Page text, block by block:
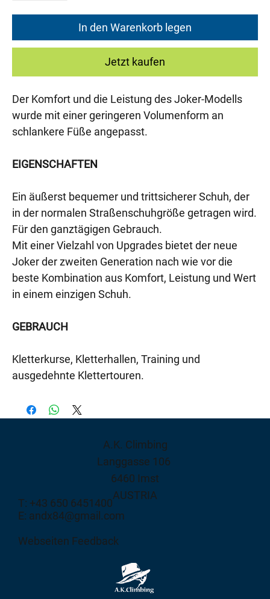
In den Warenkorb legen
Jetzt kaufen
Der Komfort und die Leistung des Joker-Modells
wurde mit einer geringeren Volumenform an
schlankere Füße angepasst.
EIGENSCHAFTEN
Ein äußerst bequemer und trittsicherer Schuh, der
in der normalen Straßenschuhgröße getragen wird.
Für den ganztägigen Gebrauch.
Mit einer Vielzahl von Upgrades bietet der neue
Joker der zweiten Generation nach wie vor die
beste Kombination aus Komfort, Leistung und Wert
in einem einzigen Schuh.
GEBRAUCH
Kletterkurse, Kletterhallen, Training und
ausgedehnte Klettertouren.
A.K. Climbing
Langgasse 106
6460 Imst
AUSTRIA
T: +43 650 6451400
E: andx84@gmail.com
Webseiten Feedback